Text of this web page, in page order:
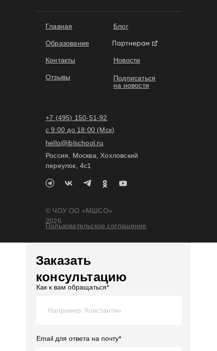
Главная
Образование
Отзывы
Контакты
+7 (495) 150-51-92
с 9:00 до 18:00 (Мск)
hello@iblschool.ru
Россия, Москва, Хохловский
переулок, 4c1
© ЧОУ ОО «МШСО»
2026
Пользовательское соглашение
Новости
Подписаться
на новости
Блог
Заказать
консультацию
Как к вам обращаться*
Email для ответа на почту*